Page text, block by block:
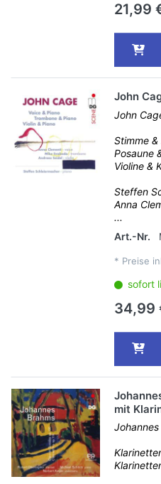
21,99
John
John
Stimme &
Posaune
Violine &
Steffen
Anna
...
Art.-Nr.
* Preise
sofort
34,99
mit